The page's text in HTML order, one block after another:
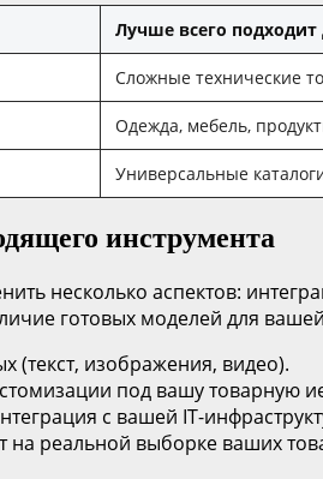
Лучше всего подходит
Сложные технические
Одежда, мебель,
Универсальные
инструмента
несколько аспектов:
готовых моделей для
(текст, изображения, видео).
под вашу товарную
с вашей IT-
на реальной выборке ваших